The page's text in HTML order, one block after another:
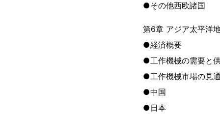
●その他西欧諸国
第6章 アジア太平洋
●経済概要
●工作機械の需要と
●工作機械市場の見
●中国
●日本